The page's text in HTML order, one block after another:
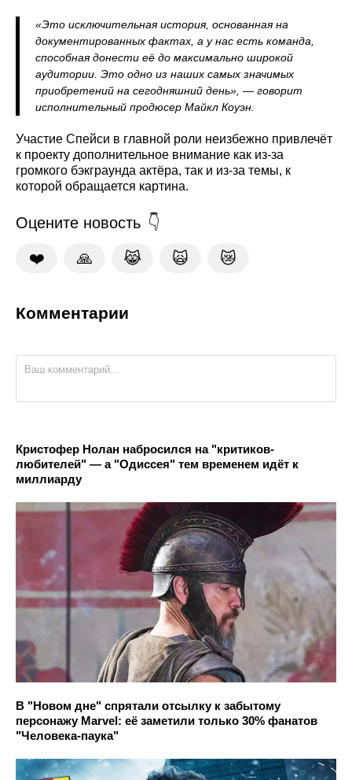
«Это исключительная история, основанная на
документированных фактах, а у нас есть команда,
способная донести её до максимально широкой
аудитории. Это одно из наших самых значимых
приобретений на сегодняшний день», — говорит
исполнительный продюсер Майкл Коуэн.
Участие Спейси в главной роли неизбежно привлечёт
к проекту дополнительное внимание как из‑за
громкого бэкграунда актёра, так и из‑за темы, к
которой обращается картина.
Оцените новость
❤️ 🙏 😹 🙀 😿
Комментарии
Кристофер Нолан набросился на "критиков-
любителей" — а "Одиссея" тем временем идёт к
миллиарду
В "Новом дне" спрятали отсылку к забытому
персонажу Marvel: её заметили только 30% фанатов
"Человека-паука"